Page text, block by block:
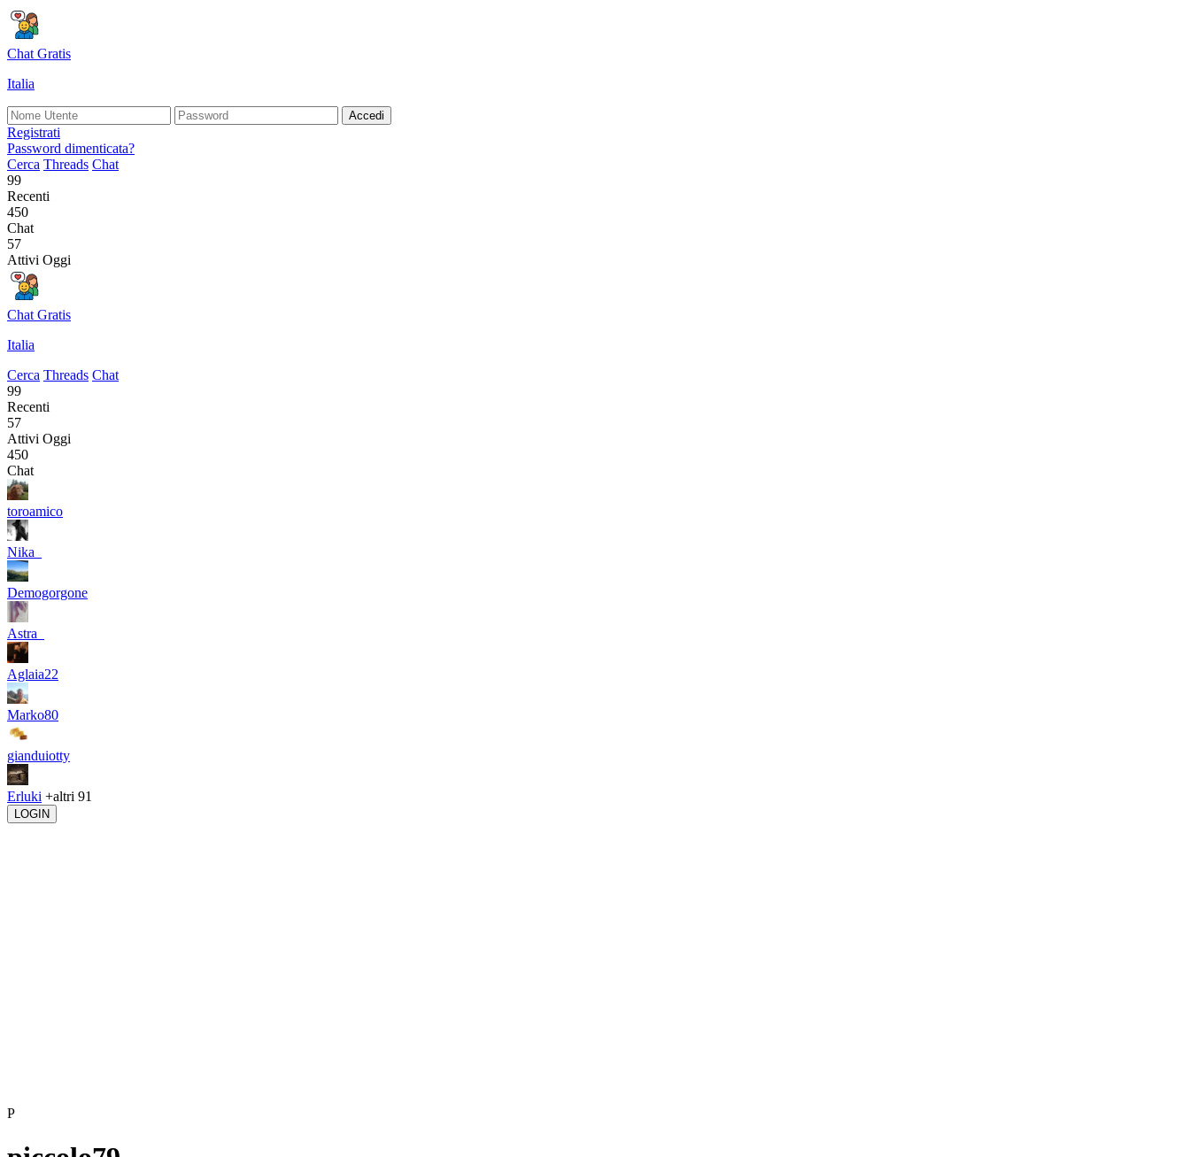
Chat Gratis
Italia
Accedi
Registrati
Password dimenticata?
Cerca Threads Chat
99
Recenti
450
Chat
57
Attivi Oggi
Chat Gratis
Italia
Cerca Threads Chat
99
Recenti
57
Attivi Oggi
450
Chat
toroamico
Nika_
Demogorgone
Astra_
Aglaia22
Marko80
gianduiotty
Erluki +altri 91
LOGIN
P